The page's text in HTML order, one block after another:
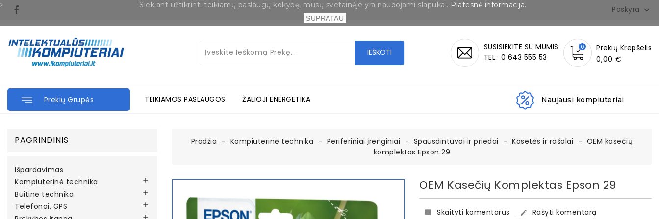
Paskyra 
IEŠKOTI
Prekių Krepšelis
0,00 €
0
SUSISIEKITE SU MUMIS
TEL.: 0 643 555 53
Naujausi kompiuteriai
Prekių Grupės TEIKIAMOS PASLAUGOS ŽALIOJI ENERGETIKA
PAGRINDINIS
Išpardavimas
Kompiuterinė technika

Buitinė technika 
Telefonai, GPS 

Pradžia Kompiuterinė technika Periferiniai įrenginiai Spausdintuvai ir priedai Kasetės ir rašalai
OEM kasečių
komplektas Epson 29
OEM Kasečių Komplektas Epson 29
 Skaityti komentarus  Rašyti komentarą
Siekiant užtikrinti teikiamų paslaugų kokybę, mūsų svetainėje yra naudojami slapukai. Platesnė informacija.
SUPRATAU